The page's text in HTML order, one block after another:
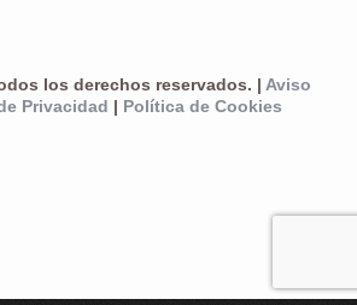
los derechos reservados. | Aviso
Privacidad | Política de Cookies